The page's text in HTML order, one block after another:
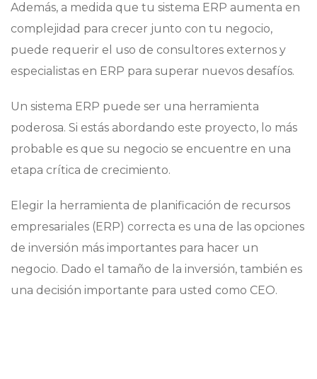
Además, a medida que tu sistema ERP aumenta en
complejidad para crecer junto con tu negocio,
puede requerir el uso de consultores externos y
especialistas en ERP para superar nuevos desafíos.
Un sistema ERP puede ser una herramienta
poderosa. Si estás abordando este proyecto, lo más
probable es que su negocio se encuentre en una
etapa crítica de crecimiento.
Elegir la herramienta de planificación de recursos
empresariales (ERP) correcta es una de las opciones
de inversión más importantes para hacer un
negocio. Dado el tamaño de la inversión, también es
una decisión importante para usted como CEO.